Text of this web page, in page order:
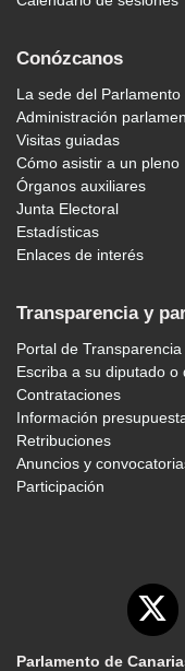
Conózcanos
La sede del Parlamento
Administración
Visitas guiadas
Cómo asistir a un pleno
Órganos auxiliares
Junta Electoral
Estadísticas
Enlaces de interés
Transparencia y
Portal de Transparencia
Escriba a su diputado o
Contrataciones
Información
Retribuciones
Anuncios y
Participación
Parlamento de